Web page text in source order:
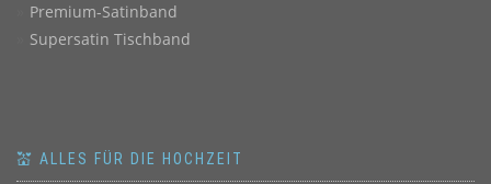
Premium-Satinband
Supersatin Tischband
💒 ALLES FÜR DIE HOCHZEIT